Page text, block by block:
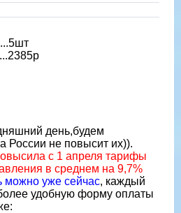
день,будем
России не повысит их)).
с 1 апреля тарифы
в среднем на 9,7%
можно уже сейчас, каждый
удобную форму оплаты